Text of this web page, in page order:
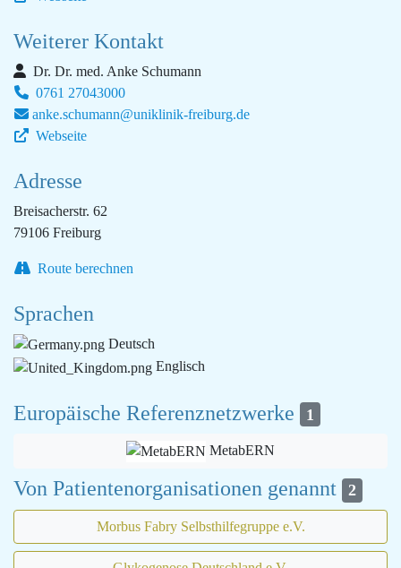
Weiterer Kontakt
Dr. Dr. med. Anke Schumann
0761 27043000
anke.schumann@uniklinik-freiburg.de
Webseite
Adresse
Breisacherstr. 62
79106 Freiburg
Route berechnen
Sprachen
Deutsch
Englisch
Europäische Referenznetzwerke 1
MetabERN
Von Patientenorganisationen genannt 2
Morbus Fabry Selbsthilfegruppe e.V.